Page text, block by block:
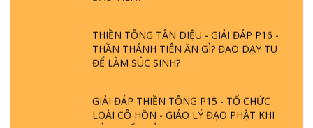
THIỀN TÔNG TÂN DIỆU - GIẢI ĐÁP P16 -
THẦN THÁNH TIÊN ĂN GÌ? ĐẠO DẠY TU
ĐỂ LÀM SÚC SINH?
GIẢI ĐÁP THIỀN TÔNG P15 - TỔ CHỨC
LOÀI CÔ HỒN - GIÁO LÝ ĐẠO PHẬT KHI
NÀO XUẤT BẢN